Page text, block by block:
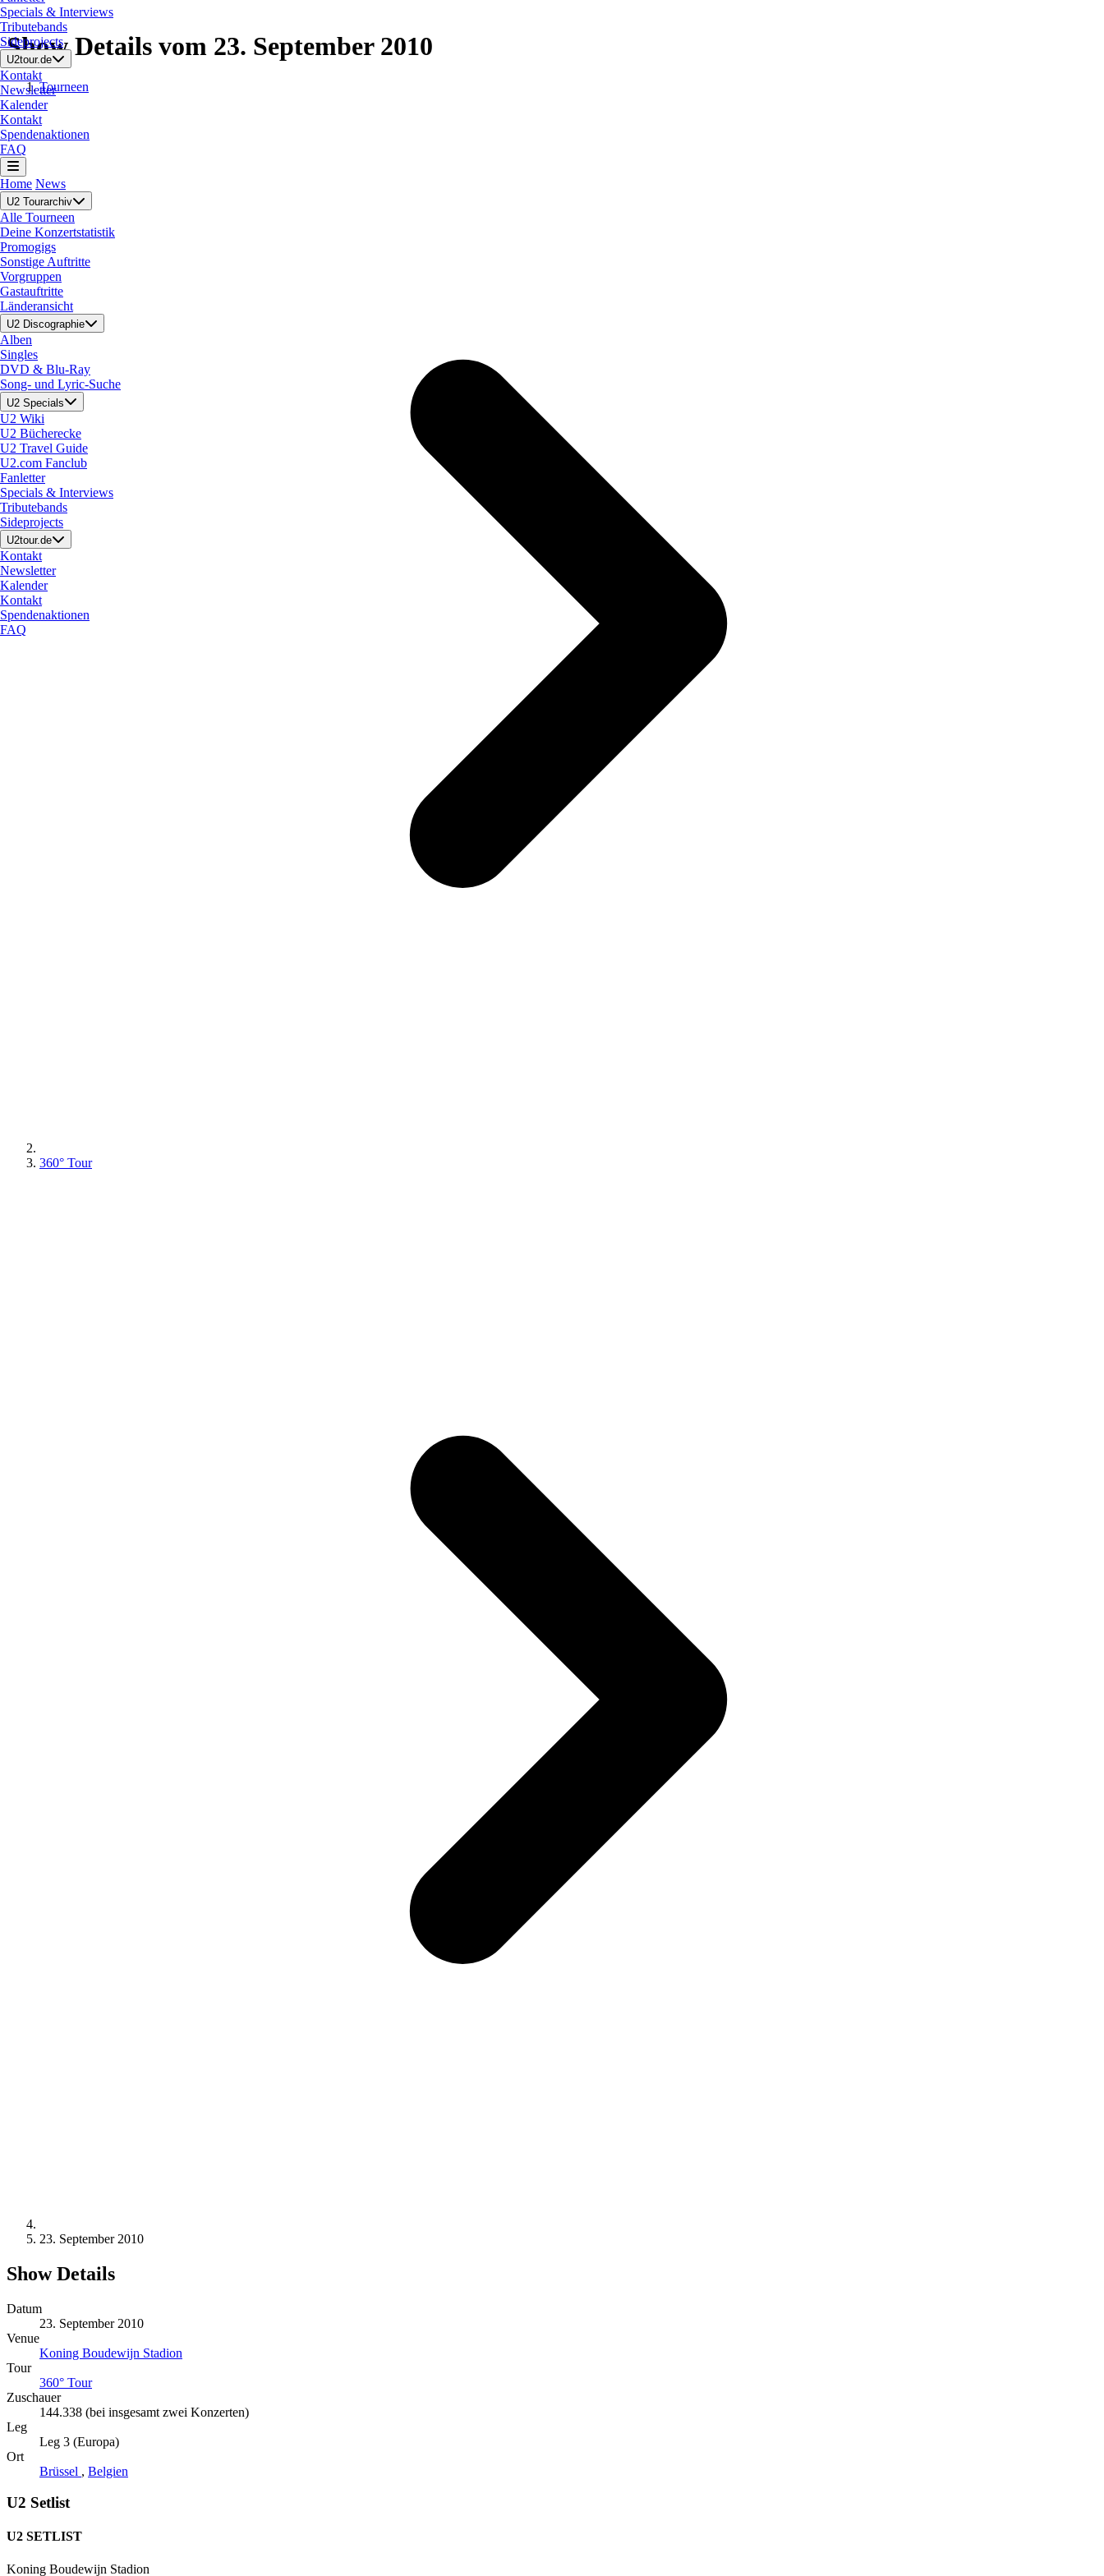
Specials & Interviews
Tributebands
Sideprojects
U2tour.de
Kontakt
Newsletter
Kalender
Kontakt
Spendenaktionen
FAQ
Home News
U2 Tourarchiv
Alle Tourneen
Deine Konzertstatistik
Promogigs
Sonstige Auftritte
Vorgruppen
Gastauftritte
Länderansicht
U2 Discographie
Alben
Singles
DVD & Blu-Ray
Song- und Lyric-Suche
U2 Specials
U2 Wiki
U2 Bücherecke
U2 Travel Guide
U2.com Fanclub
Fanletter
Specials & Interviews
Tributebands
Sideprojects
U2tour.de
Kontakt
Newsletter
Kalender
Kontakt
Spendenaktionen
FAQ
Show Details vom 23. September 2010
Tourneen
360° Tour
23. September 2010
Show Details
Datum
23. September 2010
Venue
Koning Boudewijn Stadion
Tour
360° Tour
Zuschauer
144.338 (bei insgesamt zwei Konzerten)
Leg
Leg 3 (Europa)
Ort
Brüssel , Belgien
U2 Setlist
U2 SETLIST
Koning Boudewijn Stadion